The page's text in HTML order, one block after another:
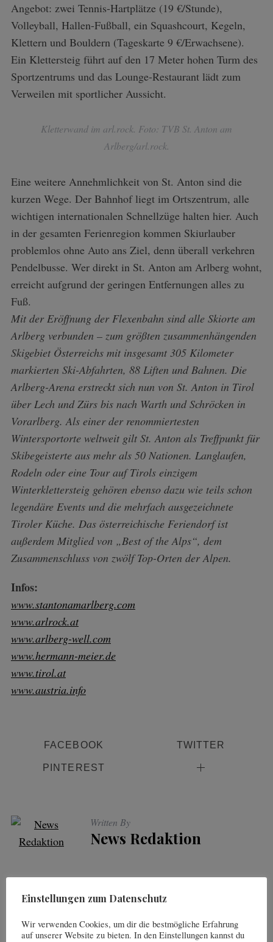
Angebot: zwei Tennis-Hartplätze (19 €/Stunde),
Volleyball, Hallen-Fußball, ein Squashcourt, Kegeln,
Klettern und Bouldern (Tageskarte 9 €/Erwachsene).
Ein Klettersteig führt auf den 17 Meter hohen Turm des
Sportzentrums und das Lounge-Restaurant lädt zum
Verweilen mit sportlicher Aussicht.
Kletterwand im arl.rock. Foto: TVB St. Anton am
Arlberg/arl.rock.
Eine weitere Annehmlichkeit von St. Anton sind die
kurzen Wege. Der Bahnhof liegt im Ortszentrum, alle
wichtigen internationalen Schnellzüge halten hier. Auch
in der gesamten Ferienregion kommen Skiurlauber
problemlos ohne Auto ans Ziel, denn überall verkehren
Pendelbusse. Wer direkt in St. Anton am Arlberg wohnt,
erreicht aufgrund der geringen Entfernungen alles zu
Fuß.
Mit der Eröffnung der Flexenbahn sind alle Skiorte am
Arlberg verbunden – zum größten zusammenhängenden
Skigebiet Österreichs mit insgesamt 305 Kilometer
markierten Ski-Abfahrten, 88 Liften und Bahnen. Die
Arlberg-Arena erstreckt sich nun von St. Anton in Tirol
über Lech und Zürs bis nach Warth und Schröcken in
Vorarlberg. Als einer der renommiertesten
Wintersportorte weltweit gilt St. Anton als Treffpunkt für
Skibegeisterte aus mehr als 50 Nationen. Langlaufen,
Rodeln oder eine Tour auf Tirols einzigem
Winterklettersteig gehören ebenso dazu wie teils schon
legendäre Events und die mehrfach ausgezeichnete
Tiroler Küche. Das österreichische Feriendorf ist
außerdem Mitglied von „Best of the Alps“, dem
Zusammenschluss von zwölf Top-Orten der Alpen.
Infos:
www.stantonamarlberg.com
www.arlrock.at
www.arlberg-well.com
www.hermann-meier.de
www.tirol.at
www.austria.info
FACEBOOK TWITTER
PINTEREST
Written By
News Redaktion
You may also like
S
e
a
c
h
f
Einstellungen zum Datenschutz
Wir verwenden Cookies, um dir die bestmögliche Erfahrung
auf unserer Website zu bieten. In den Einstellungen kannst du